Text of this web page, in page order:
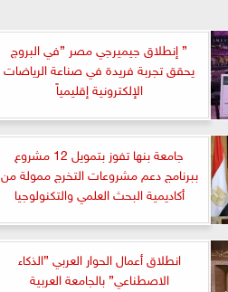
” إنطلاق جيميرجي مصر ”في البروچ
يحقق تجربة فريدة في صناعة الرياضات
الإلكترونية إقليمياً
جامعة بنها تفوز بتمويل 12 مشروع
ببرنامج دعم مشروعات التخرج ممولة من
أكاديمية البحث العلمي والتكنولوجيا
انطلاق أعمال الحوار العربي ”الذكاء
الاصطناعي” بالجامعة العربية